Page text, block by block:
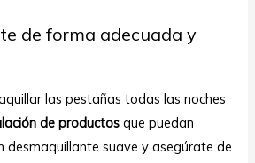
de forma adecuada y
las pestañas todas las noches
de productos que puedan
desmaquillante suave y asegúrate de